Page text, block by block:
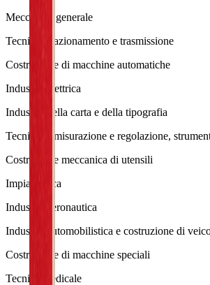
Meccanica generale
Tecnica di azionamento e trasmissione
Costruzione di macchine automatiche
Industria elettrica
Industria della carta e della tipografia
Tecnica di misurazione e regolazione,
Costruzione meccanica di utensili
Impiantistica
Industria aeronautica
Industria automobilistica e costruzione di
Costruzione di macchine speciali
Tecnica medicale